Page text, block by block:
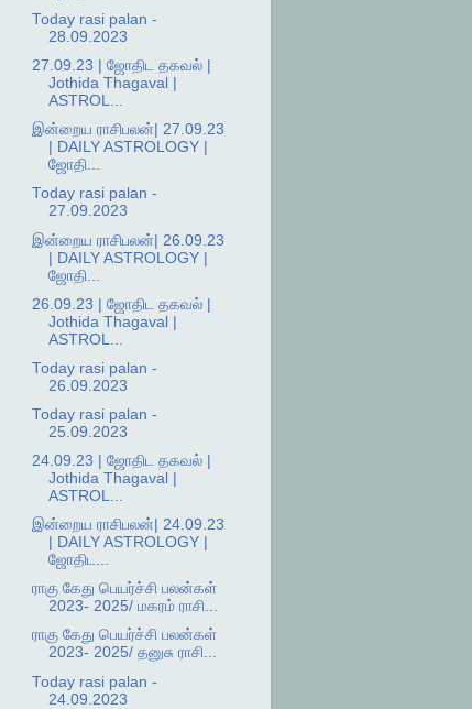
Today rasi palan -
28.09.2023
27.09.23 | ஜோதிட தகவல் |
Jothida Thagaval |
ASTROL...
இன்றைய ராசிபலன்| 27.09.23
| DAILY ASTROLOGY |
ஜோதி...
Today rasi palan -
27.09.2023
இன்றைய ராசிபலன்| 26.09.23
| DAILY ASTROLOGY |
ஜோதி...
26.09.23 | ஜோதிட தகவல் |
Jothida Thagaval |
ASTROL...
Today rasi palan -
26.09.2023
Today rasi palan -
25.09.2023
24.09.23 | ஜோதிட தகவல் |
Jothida Thagaval |
ASTROL...
இன்றைய ராசிபலன்| 24.09.23
| DAILY ASTROLOGY |
ஜோதிட...
ராகு கேது பெயர்ச்சி பலன்கள்
2023- 2025/ மகரம் ராசி...
ராகு கேது பெயர்ச்சி பலன்கள்
2023- 2025/ தனுசு ராசி...
Today rasi palan -
24.09.2023